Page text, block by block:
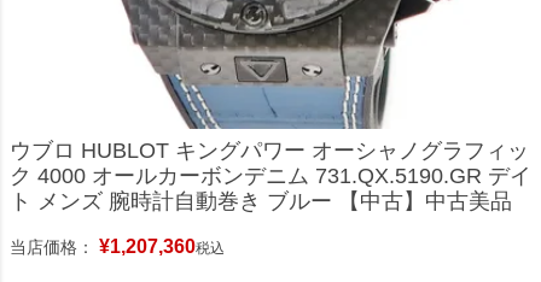
ウブロ HUBLOT キングパワー オーシャノグラフィッ
ク 4000 オールカーボンデニム 731.QX.5190.GR デイ
ト メンズ 腕時計自動巻き ブルー 【中古】中古美品
当店価格： ¥1,207,360税込